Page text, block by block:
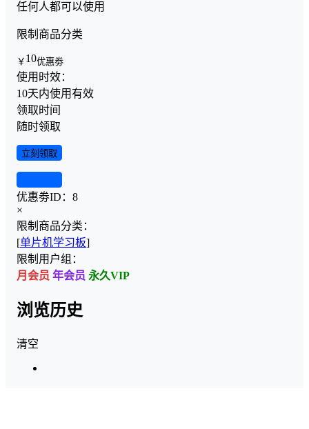
任何人都可以使用
限制商品分类
￥ 10优惠劵
使用时效：
10天内使用有效
领取时间
随时领取
立刻领取
优惠劵ID： 8
×
限制商品分类：
[单片机学习板]
限制用户组：
月会员 年会员 永久VIP
浏览历史
清空